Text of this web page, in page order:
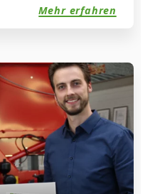
Mehr erfahren